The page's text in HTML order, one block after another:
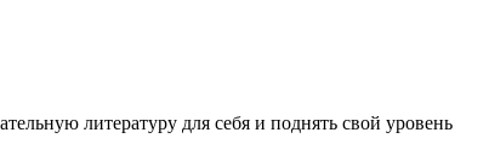
литературу для себя и поднять свой уровень